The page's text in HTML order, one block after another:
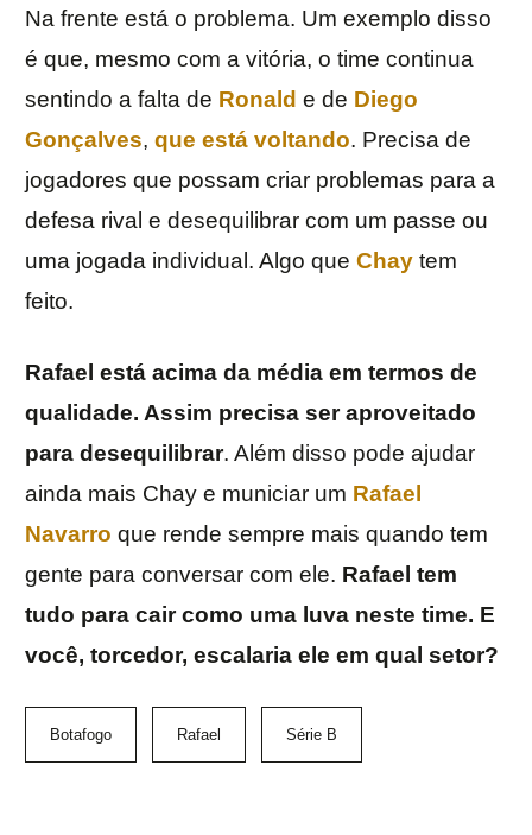
Na frente está o problema. Um exemplo disso
é que, mesmo com a vitória, o time continua
sentindo a falta de Ronald e de Diego
Gonçalves, que está voltando. Precisa de
jogadores que possam criar problemas para a
defesa rival e desequilibrar com um passe ou
uma jogada individual. Algo que Chay tem
feito.
Rafael está acima da média em termos de
qualidade. Assim precisa ser aproveitado
para desequilibrar. Além disso pode ajudar
ainda mais Chay e municiar um Rafael
Navarro que rende sempre mais quando tem
gente para conversar com ele. Rafael tem
tudo para cair como uma luva neste time. E
você, torcedor, escalaria ele em qual setor?
Botafogo Rafael Série B